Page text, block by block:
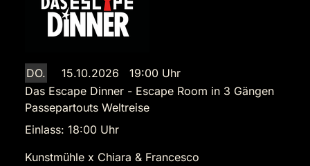
DO.
15.10.2026 19:00 Uhr
Das Escape Dinner - Escape Room in 3 Gängen
Passepartouts Weltreise
Einlass: 18:00 Uhr
Kunstmühle x Chiara & Francesco